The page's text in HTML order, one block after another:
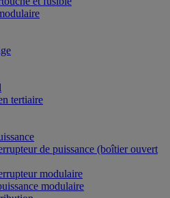
tertiaire
de puissance (boîtier ouvert
modulaire
modulaire